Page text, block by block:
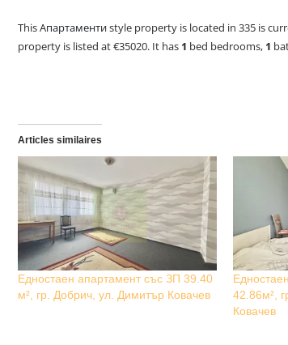
ThisАпартаментиstyle property is located in 335 is
property is listed at €35020. It has 1 bed bedrooms, 1
Articles similaires
Едностаен апартамент със ЗП 39.40
м², гр. Добрич, ул. Димитър Ковачев
42.86м²,
Ковачев